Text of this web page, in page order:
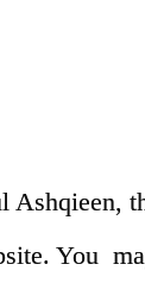
Ashqieen,
You